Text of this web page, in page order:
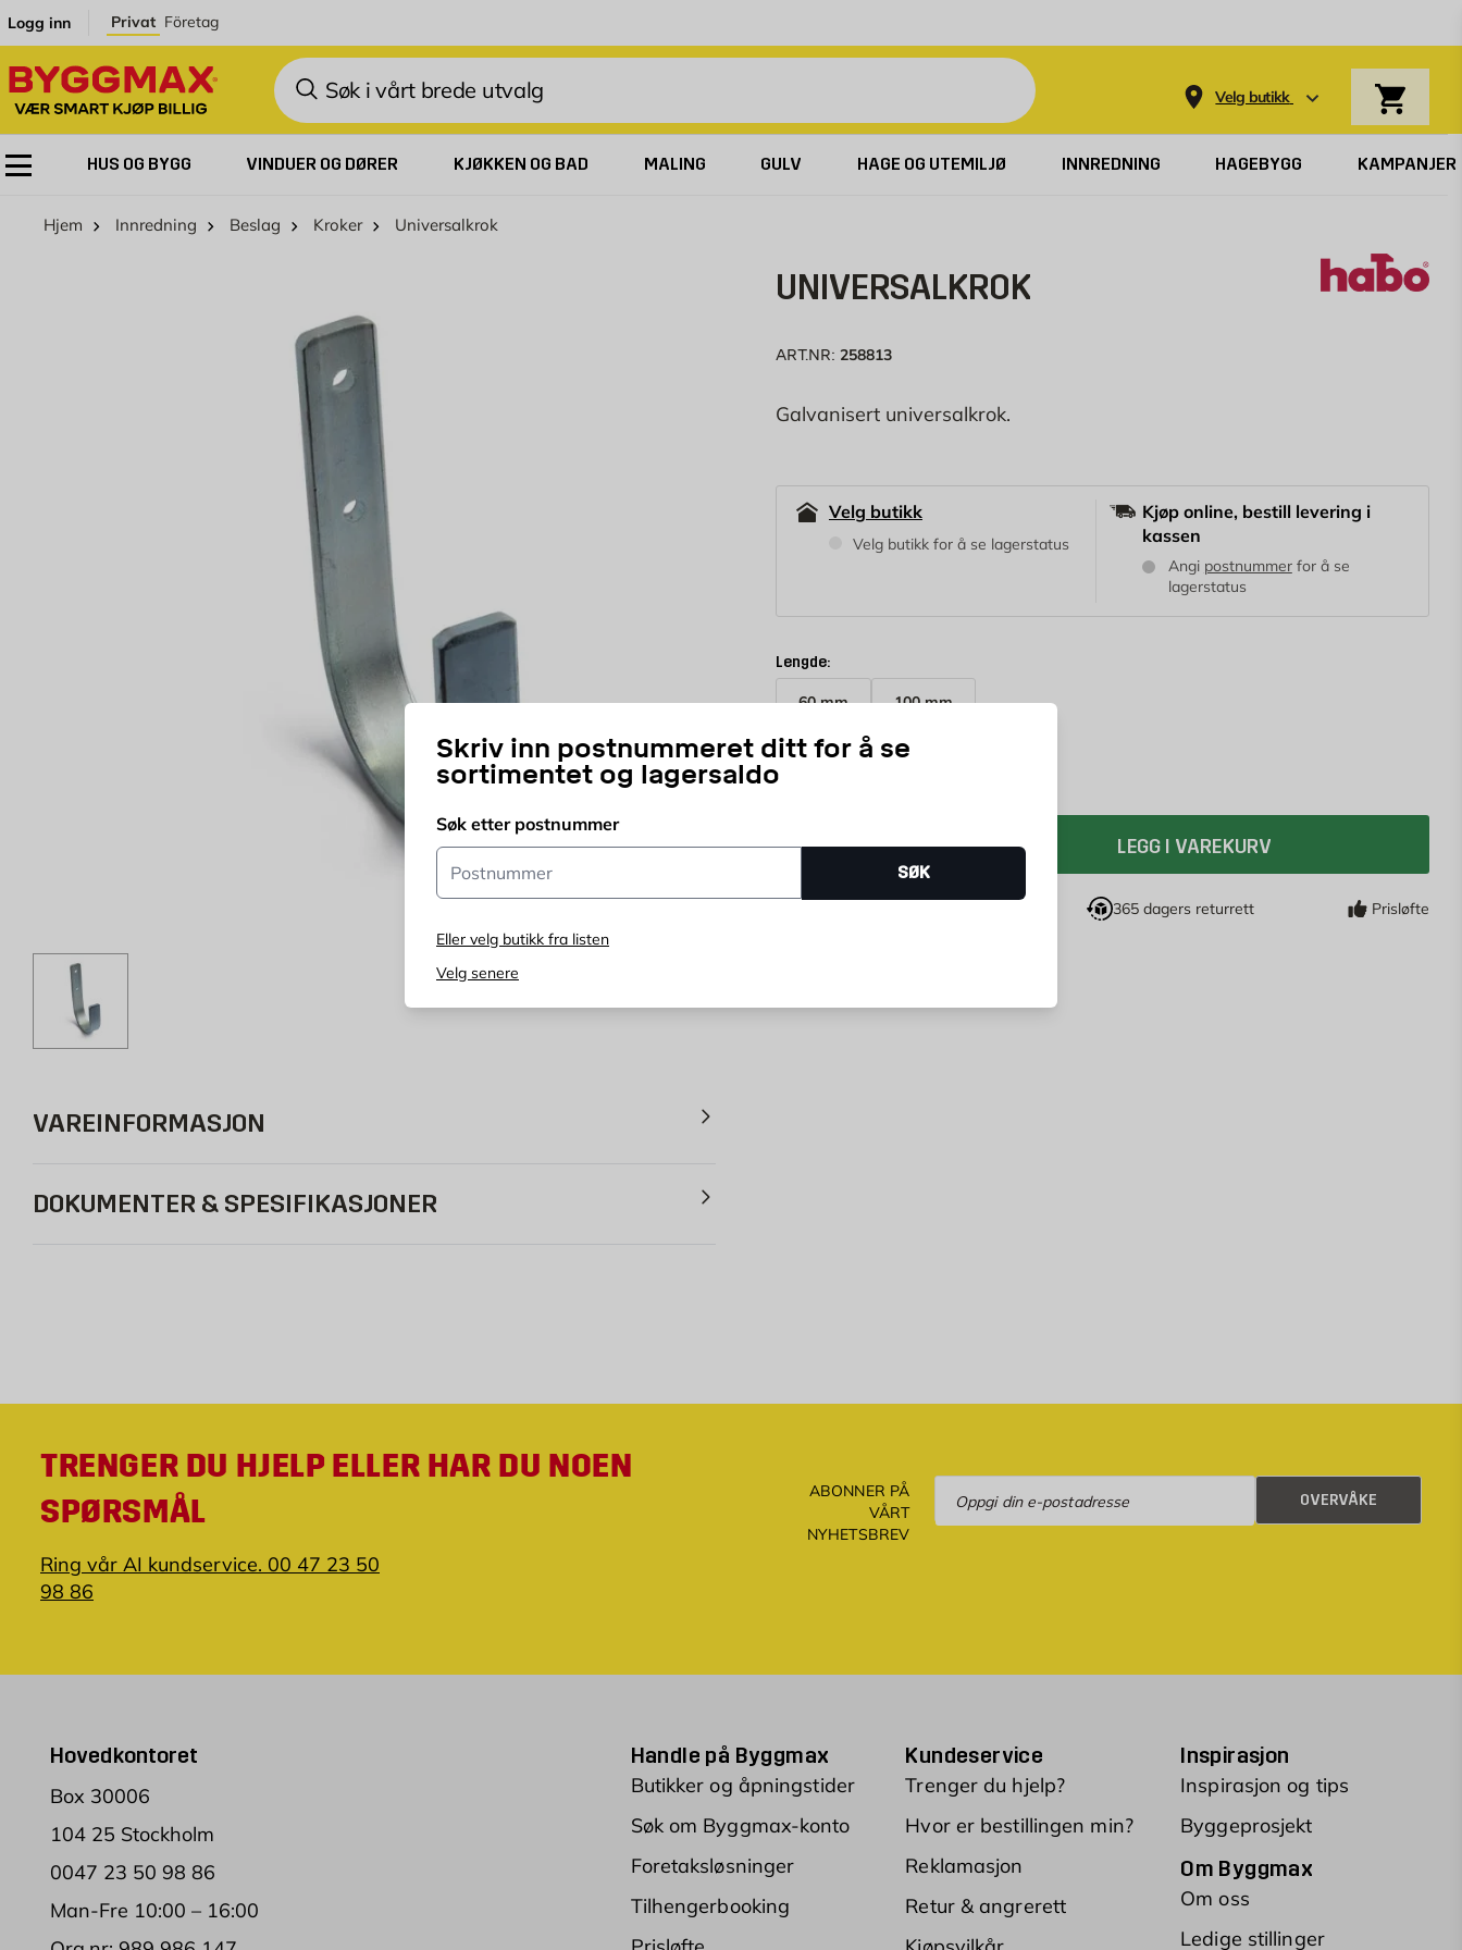
Logg inn Privat Företag
Søk
Velg butikk
Skriv inn postnummeret ditt for å se
sortimentet og lagersaldo
Søk etter postnummer
Postnummer
SØK
Eller velg butikk fra listen
Velg senere
HUS OG BYGG VINDUER OG DØRER KJØKKEN OG BAD MALING GULV HAGE OG UTEMILJØ INNREDNING HAGEBYGG KAMPANJER
Hjem Innredning Beslag Kroker Universalkrok
VAREINFORMASJON
DOKUMENTER & SPESIFIKASJONER
UNIVERSALKROK
ART.NR: 258813
Galvanisert universalkrok.
Velg butikk
Velg butikk for å se lagerstatus
Kjøp online, bestill levering i
kassen
Angi postnummerfor å se
lagerstatus
Lengde:
60 mm 100 mm
19,95
LEGG I VAREKURV
365 dagers returrett Prisløfte
TRENGER DU HJELP ELLER HAR DU NOEN
SPØRSMÅL
Ring vår AI kundservice. 00 47 23 50
98 86
ABONNER PÅ
VÅRT
NYHETSBREV
OVERVÅKE
Hovedkontoret
Box 30006
104 25 Stockholm
0047 23 50 98 86
Man-Fre 10:00 – 16:00
Handle på Byggmax
Butikker og åpningstider
Søk om Byggmax-konto
Foretaksløsninger
Tilhengerbooking
Kundeservice
Trenger du hjelp?
Hvor er bestillingen min?
Reklamasjon
Retur & angrerett
Inspirasjon
Inspirasjon og tips
Byggeprosjekt
Om Byggmax
Om oss
Ledige stillinger